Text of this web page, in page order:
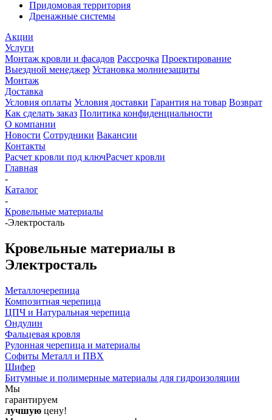
Придомовая территория
Дренажные системы
Акции
Услуги
Монтаж кровли и фасадов Рассрочка Проектирование
Выездной менеджер Установка молниезащиты
Монтаж
Доставка
Условия оплаты Условия доставки Гарантия на товар Возврат
Как сделать заказ Политика конфиденциальности
О компании
Новости Сотрудники Вакансии
Контакты
Расчет кровли под ключРасчет кровли
Главная
-
Каталог
-
Кровельные материалы
-Электросталь
Кровельные материалы в
Электросталь
Металлочерепица
Композитная черепица
ЦПЧ и Натуральная черепица
Ондулин
Фальцевая кровля
Рулонная черепица и материалы
Софиты Металл и ПВХ
Шифер
Битумные и полимерные материалы для гидроизоляции
Мы
гарантируем
лучшую цену!